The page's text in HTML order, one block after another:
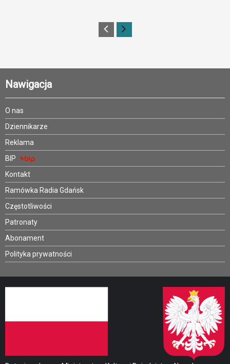
Nawigacja
O nas
Dziennikarze
Reklama
BIP
Kontakt
Ramówka Radia Gdańsk
Częstotliwości
Patronaty
Abonament
Polityka prywatności